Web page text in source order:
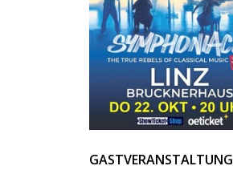
GASTVERANSTALTUNG